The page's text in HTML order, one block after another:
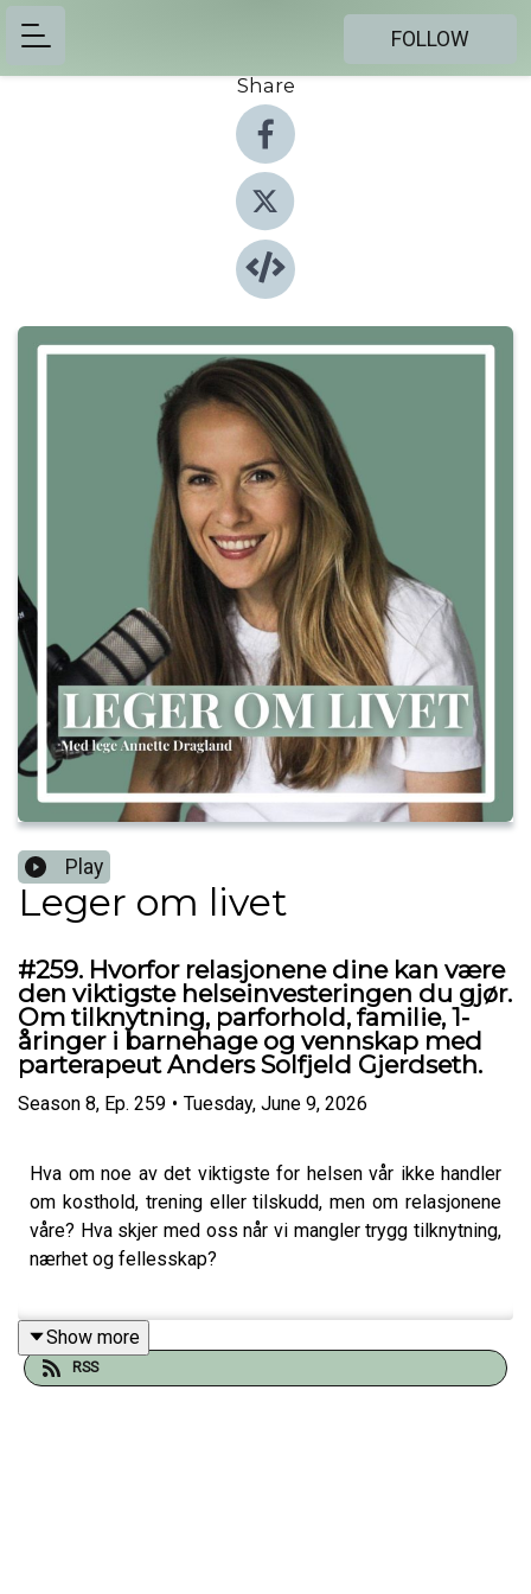
FOLLOW
Share
Play
Leger om livet
#259. Hvorfor relasjonene dine kan være
den viktigste helseinvesteringen du gjør.
Om tilknytning, parforhold, familie, 1-
åringer i barnehage og vennskap med
parterapeut Anders Solfjeld Gjerdseth.
Season 8, Ep. 259 • Tuesday, June 9, 2026
Hva om noe av det viktigste for helsen vår ikke handler
om kosthold, trening eller tilskudd, men om relasjonene
våre? Hva skjer med oss når vi mangler trygg tilknytning,
nærhet og fellesskap?
Dagens gjest er Anders Solfjeld Gjerdseth par- og
familieterapeut og grunnlegger av Pharus. Gjennom
Show more
RSS